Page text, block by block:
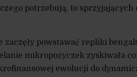
potrzebują, to sprzyjających
zaczęły powstawać repliki
mikropożyczek zyskiwała
ewolucji do